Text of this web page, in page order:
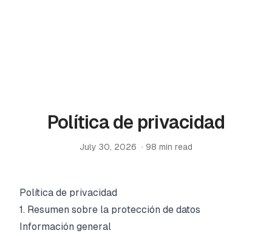
Información rápida del producto en una vista
Gestiona toda tu operación Amazon FBA en un solo
MÁS
🇪🇸
/Legal
/Política de privacidad
Política de privacidad
July 30, 2026 · 98 min read
Política de privacidad
1. Resumen sobre la protección de datos
Información general